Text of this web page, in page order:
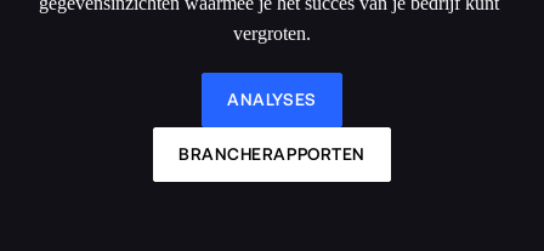
vergroten.
ANALYSES
BRANCHERAPPORTEN